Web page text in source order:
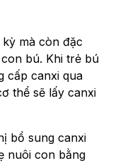
mà còn đặc
bú. Khi trẻ bú
cấp canxi qua
thể sẽ lấy canxi
bổ sung canxi
nuôi con bằng